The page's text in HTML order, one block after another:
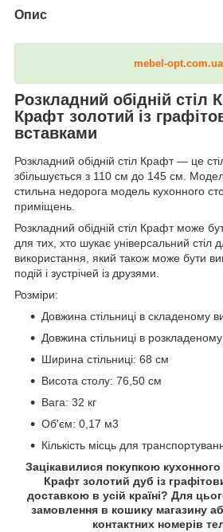
Опис
mebel-opt.com.ua
Розкладний обідній стіл
Крафт золотий із
вставками
Розкладний обідній стіл Крафт — це
збільшується з 110 см до 145 см.
стильна недорога модель кухонного
приміщень.
Розкладний обідній стіл Крафт може
для тих, хто шукає універсальний стіл
використання, який також може бути
подій і зустрічей із друзями.
Розміри:
Довжина стільниці в складеному
Довжина стільниці в
Ширина стільниці: 68 см
Висота столу: 76,50 см
Вага: 32 кг
Об'єм: 0,17 м3
Кількість місць для
Зацікавилися покупкою
Крафт золотий дуб із
доставкою в усій країні? Для
замовлення в кошику магазину
контактних номерів